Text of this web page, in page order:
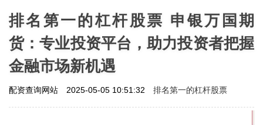
排名第一的杠杆股票 申银万国期
货：专业投资平台，助力投资者把握
金融市场新机遇
配资查询网站 2025-05-05 10:51:32 排名第一的杠杆股票